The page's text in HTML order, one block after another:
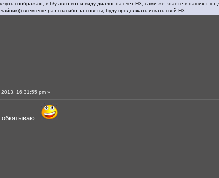
соображаю, в б/у авто,вот и виду диалог на счет H3, сами же знаете в наших
всем еще раз спасибо за советы, буду продолжать искать свой H3
2013, 16:31:55 pm »
обкатываю